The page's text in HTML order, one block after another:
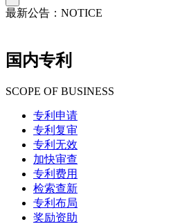
最新公告： NOTICE
国内专利
SCOPE OF BUSINESS
专利申请
专利复审
专利无效
加快审查
专利费用
检索查新
专利布局
奖励资助